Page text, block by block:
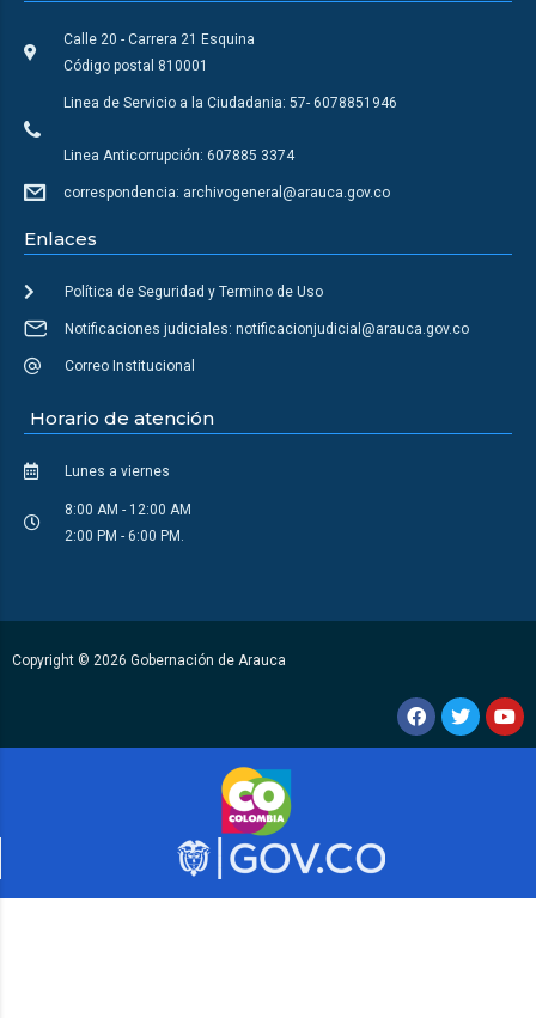
Calle 20 - Carrera 21 Esquina
Código postal 810001
Linea de Servicio a la Ciudadania: 57- 6078851946
Linea Anticorrupción: 607885 3374
correspondencia: archivogeneral@arauca.gov.co
Enlaces
Política de Seguridad y Termino de Uso
Notificaciones judiciales: notificacionjudicial@arauca.gov.co
Correo Institucional
Horario de atención
Lunes a viernes
8:00 AM - 12:00 AM
2:00 PM - 6:00 PM.
Copyright © 2026 Gobernación de Arauca